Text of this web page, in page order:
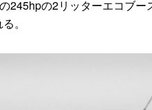
245hpの2リッターエコブー
。